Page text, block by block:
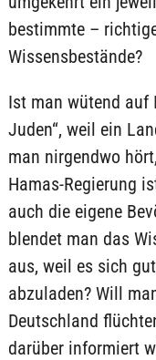
bestimmte –
Wissensbestände?
Ist man wütend auf
Juden“, weil ein
man nirgendwo
Hamas-Regierung
auch die eigene
blendet man das
aus, weil es sich
abzuladen? Will
Deutschland
darüber informiert